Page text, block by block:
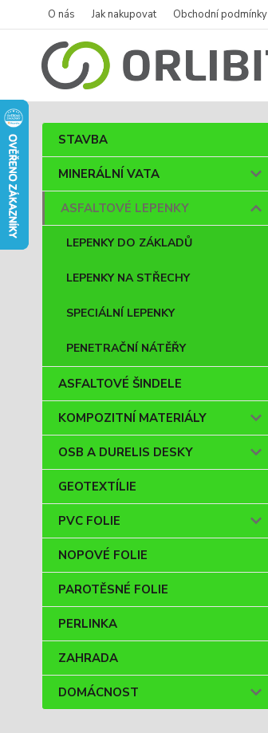
O nás Jak nakupovat Obchodní podmínky
STAVBA
MINERÁLNÍ VATA
ASFALTOVÉ LEPENKY
LEPENKY DO ZÁKLADŮ
LEPENKY NA STŘECHY
SPECIÁLNÍ LEPENKY
PENETRAČNÍ NÁTĚŘY
ASFALTOVÉ ŠINDELE
KOMPOZITNÍ MATERIÁLY
OSB A DURELIS DESKY
GEOTEXTÍLIE
PVC FOLIE
NOPOVÉ FOLIE
PAROTĚSNÉ FOLIE
PERLINKA
ZAHRADA
DOMÁCNOST